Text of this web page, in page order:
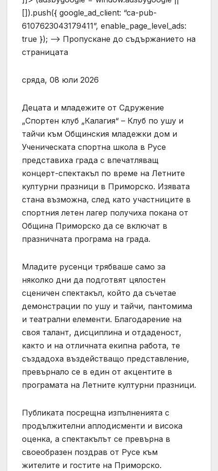
[]).push({ google_ad_client: “ca-pub-
6107623043179411”, enable_page_level_ads:
true }); –> Пропускане до съдържанието на
страницата
сряда, 08 юли 2026
Децата и младежите от Сдружение
„Спортен клуб „Калагия“ – Клуб по ушу и
тайчи към Общинския младежки дом и
Ученическата спортна школа в Русе
представиха града с впечатляващ
концерт-спектакъл по време на Летните
културни празници в Приморско. Изявата
стана възможна, след като участниците в
спортния летен лагер получиха покана от
Община Приморско да се включат в
празничната програма на града.
Mладите русенци трябваше само за
няколко дни да подготвят цялостен
сценичен спектакъл, който да съчетае
демонстрации по ушу и тайчи, пантомима
и театрални елементи. Благодарение на
своя талант, дисциплина и отдаденост,
както и на отличната екипна работа, те
създадоха въздействащо представление,
превърнало се в един от акцентите в
програмата на Летните културни празници.
Публиката посрещна изпълненията с
продължителни аплодисменти и висока
оценка, a спектакълът се превърна в
своеобразен поздрав от Русе към
жителите и гостите на Приморско.